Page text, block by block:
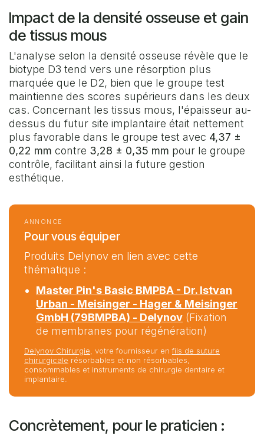
Impact de la densité osseuse et gain
de tissus mous
L'analyse selon la densité osseuse révèle que le
biotype D3 tend vers une résorption plus
marquée que le D2, bien que le groupe test
maintienne des scores supérieurs dans les deux
cas. Concernant les tissus mous, l'épaisseur au-
dessus du futur site implantaire était nettement
plus favorable dans le groupe test avec 4,37 ±
0,22 mm contre 3,28 ± 0,35 mm pour le groupe
contrôle, facilitant ainsi la future gestion
esthétique.
ANNONCE
Pour vous équiper
Produits Delynov en lien avec cette
thématique :
Master Pin's Basic BMPBA - Dr. Istvan
Urban - Meisinger - Hager & Meisinger
GmbH (79BMPBA) - Delynov (Fixation
de membranes pour régénération)
Delynov Chirurgie, votre fournisseur enfils de suture
chirurgicale résorbables et non résorbables,
consommables et instruments de chirurgie dentaire et
implantaire.
Concrètement, pour le praticien :